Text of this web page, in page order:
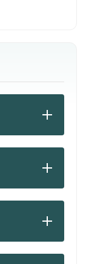
國精算
算師、風
性金融商